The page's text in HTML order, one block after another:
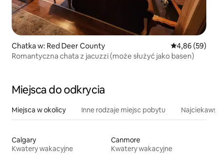
Chatka w: Red Deer County Średnia
4,86 (59)
Romantyczna chata z jacuzzi (może służyć jako basen)
Miejsca do odkrycia
Miejsca w okolicy Inne rodzaje miejsc pobytu
Calgary
Kwatery wakacyjne
Canmore
Kwatery wakacyjne